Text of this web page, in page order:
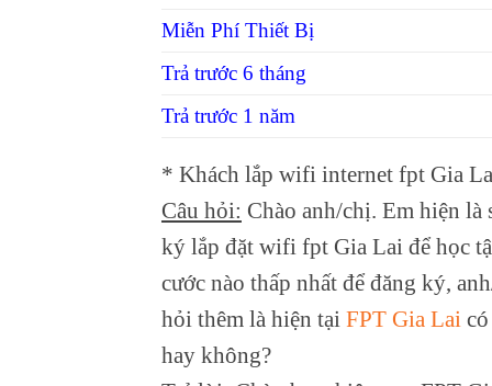
Miễn Phí Thiết Bị
Trả trước 6 tháng
Trả trước 1 năm
* Khách lắp wifi internet fpt Gia
Câu hỏi: Chào anh/chị. Em hiện
ký lắp đặt wifi fpt Gia Lai để học
cước nào thấp nhất để đăng ký,
hỏi thêm là hiện tại FPT Gia Lai
hay không?